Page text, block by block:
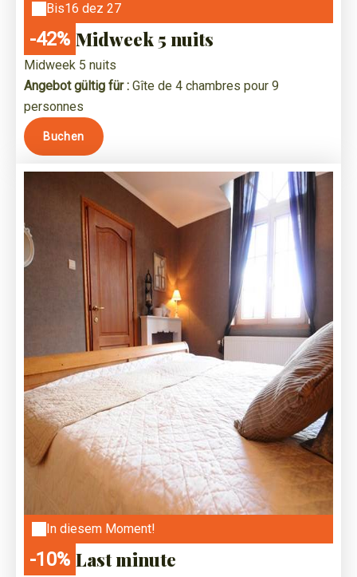
Bis16 dez 27
-42% Midweek 5 nuits
Midweek 5 nuits
Angebot gültig für : Gîte de 4 chambres pour 9
personnes
Buchen
In diesem Moment!
-10% Last minute